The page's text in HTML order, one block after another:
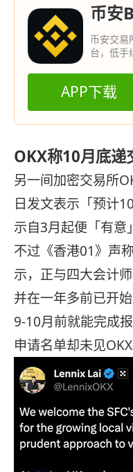
币安
币安交易
台，低手
APP下载
OKX称10月底递
另一间加密交易所
日发文表示「预计
示自3月起便「有意
不过《香港01》声
示，正与四大会计
并在一年多前已开
9-10月前就能完成
申请名单却未见OKX